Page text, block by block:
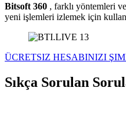
Bitsoft 360 , farklı yöntemleri
yeni işlemleri izlemek için
ÜCRETSIZ HESABINIZI
Sıkça Sorulan